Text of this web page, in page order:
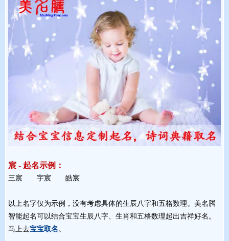
宸 - 起名示例：
三宸 宇宸 皓宸
以上名字仅为示例，没有考虑具体的生辰八字和五格数理。美名腾
智能起名可以结合宝宝生辰八字、生肖和五格数理起出吉祥好名。
马上去宝宝取名。